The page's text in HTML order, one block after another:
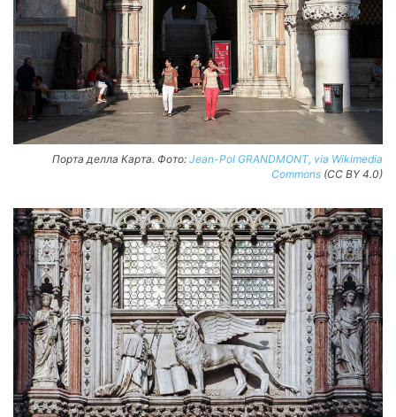
Порта делла Карта. Фото: Jean-Pol GRANDMONT, via Wikimedia
Commons (CC BY 4.0)